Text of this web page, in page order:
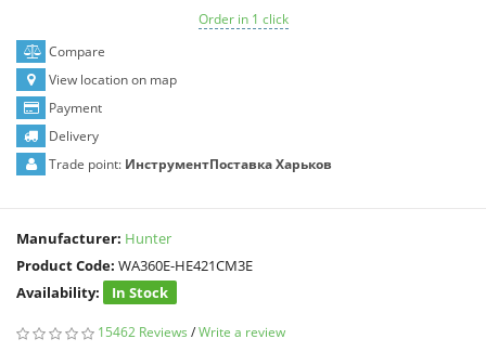
Order in 1 click
Compare
View location on map
Payment
Delivery
Trade point: ИнструментПоставка Харьков
Manufacturer: Hunter
Product Code: WA360E-HE421CM3E
Availability:
In Stock
15462 Reviews /Write a review